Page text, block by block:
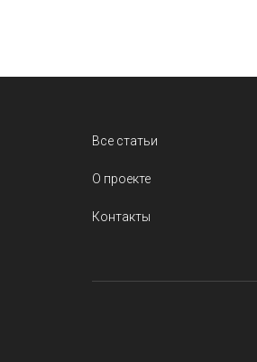
Все статьи
О проекте
Контакты